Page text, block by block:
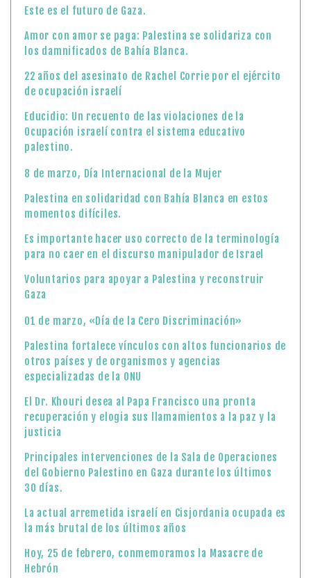
Este es el futuro de Gaza.
Amor con amor se paga: Palestina se solidariza con
los damnificados de Bahía Blanca.
22 años del asesinato de Rachel Corrie por el ejército
de ocupación israelí
Educidio: Un recuento de las violaciones de la
Ocupación israelí contra el sistema educativo
palestino.
8 de marzo, Día Internacional de la Mujer
Palestina en solidaridad con Bahía Blanca en estos
momentos difíciles.
Es importante hacer uso correcto de la terminología
para no caer en el discurso manipulador de Israel
Voluntarios para apoyar a Palestina y reconstruir
Gaza
01 de marzo, «Día de la Cero Discriminación»
Palestina fortalece vínculos con altos funcionarios de
otros países y de organismos y agencias
especializadas de la ONU
El Dr. Khouri desea al Papa Francisco una pronta
recuperación y elogia sus llamamientos a la paz y la
justicia
Principales intervenciones de la Sala de Operaciones
del Gobierno Palestino en Gaza durante los últimos
30 días.
La actual arremetida israelí en Cisjordania ocupada es
la más brutal de los últimos años
Hoy, 25 de febrero, conmemoramos la Masacre de
Hebrón